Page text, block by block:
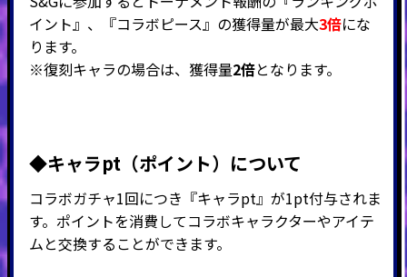
イント』、『コラボピース』の獲得量が最大3倍にな
ります。
※復刻キャラの場合は、獲得量2倍となります。
◆キャラpt（ポイント）について
コラボガチャ1回につき『キャラpt』が1pt付与されま
す。ポイントを消費してコラボキャラクターやアイテ
ムと交換することができます。